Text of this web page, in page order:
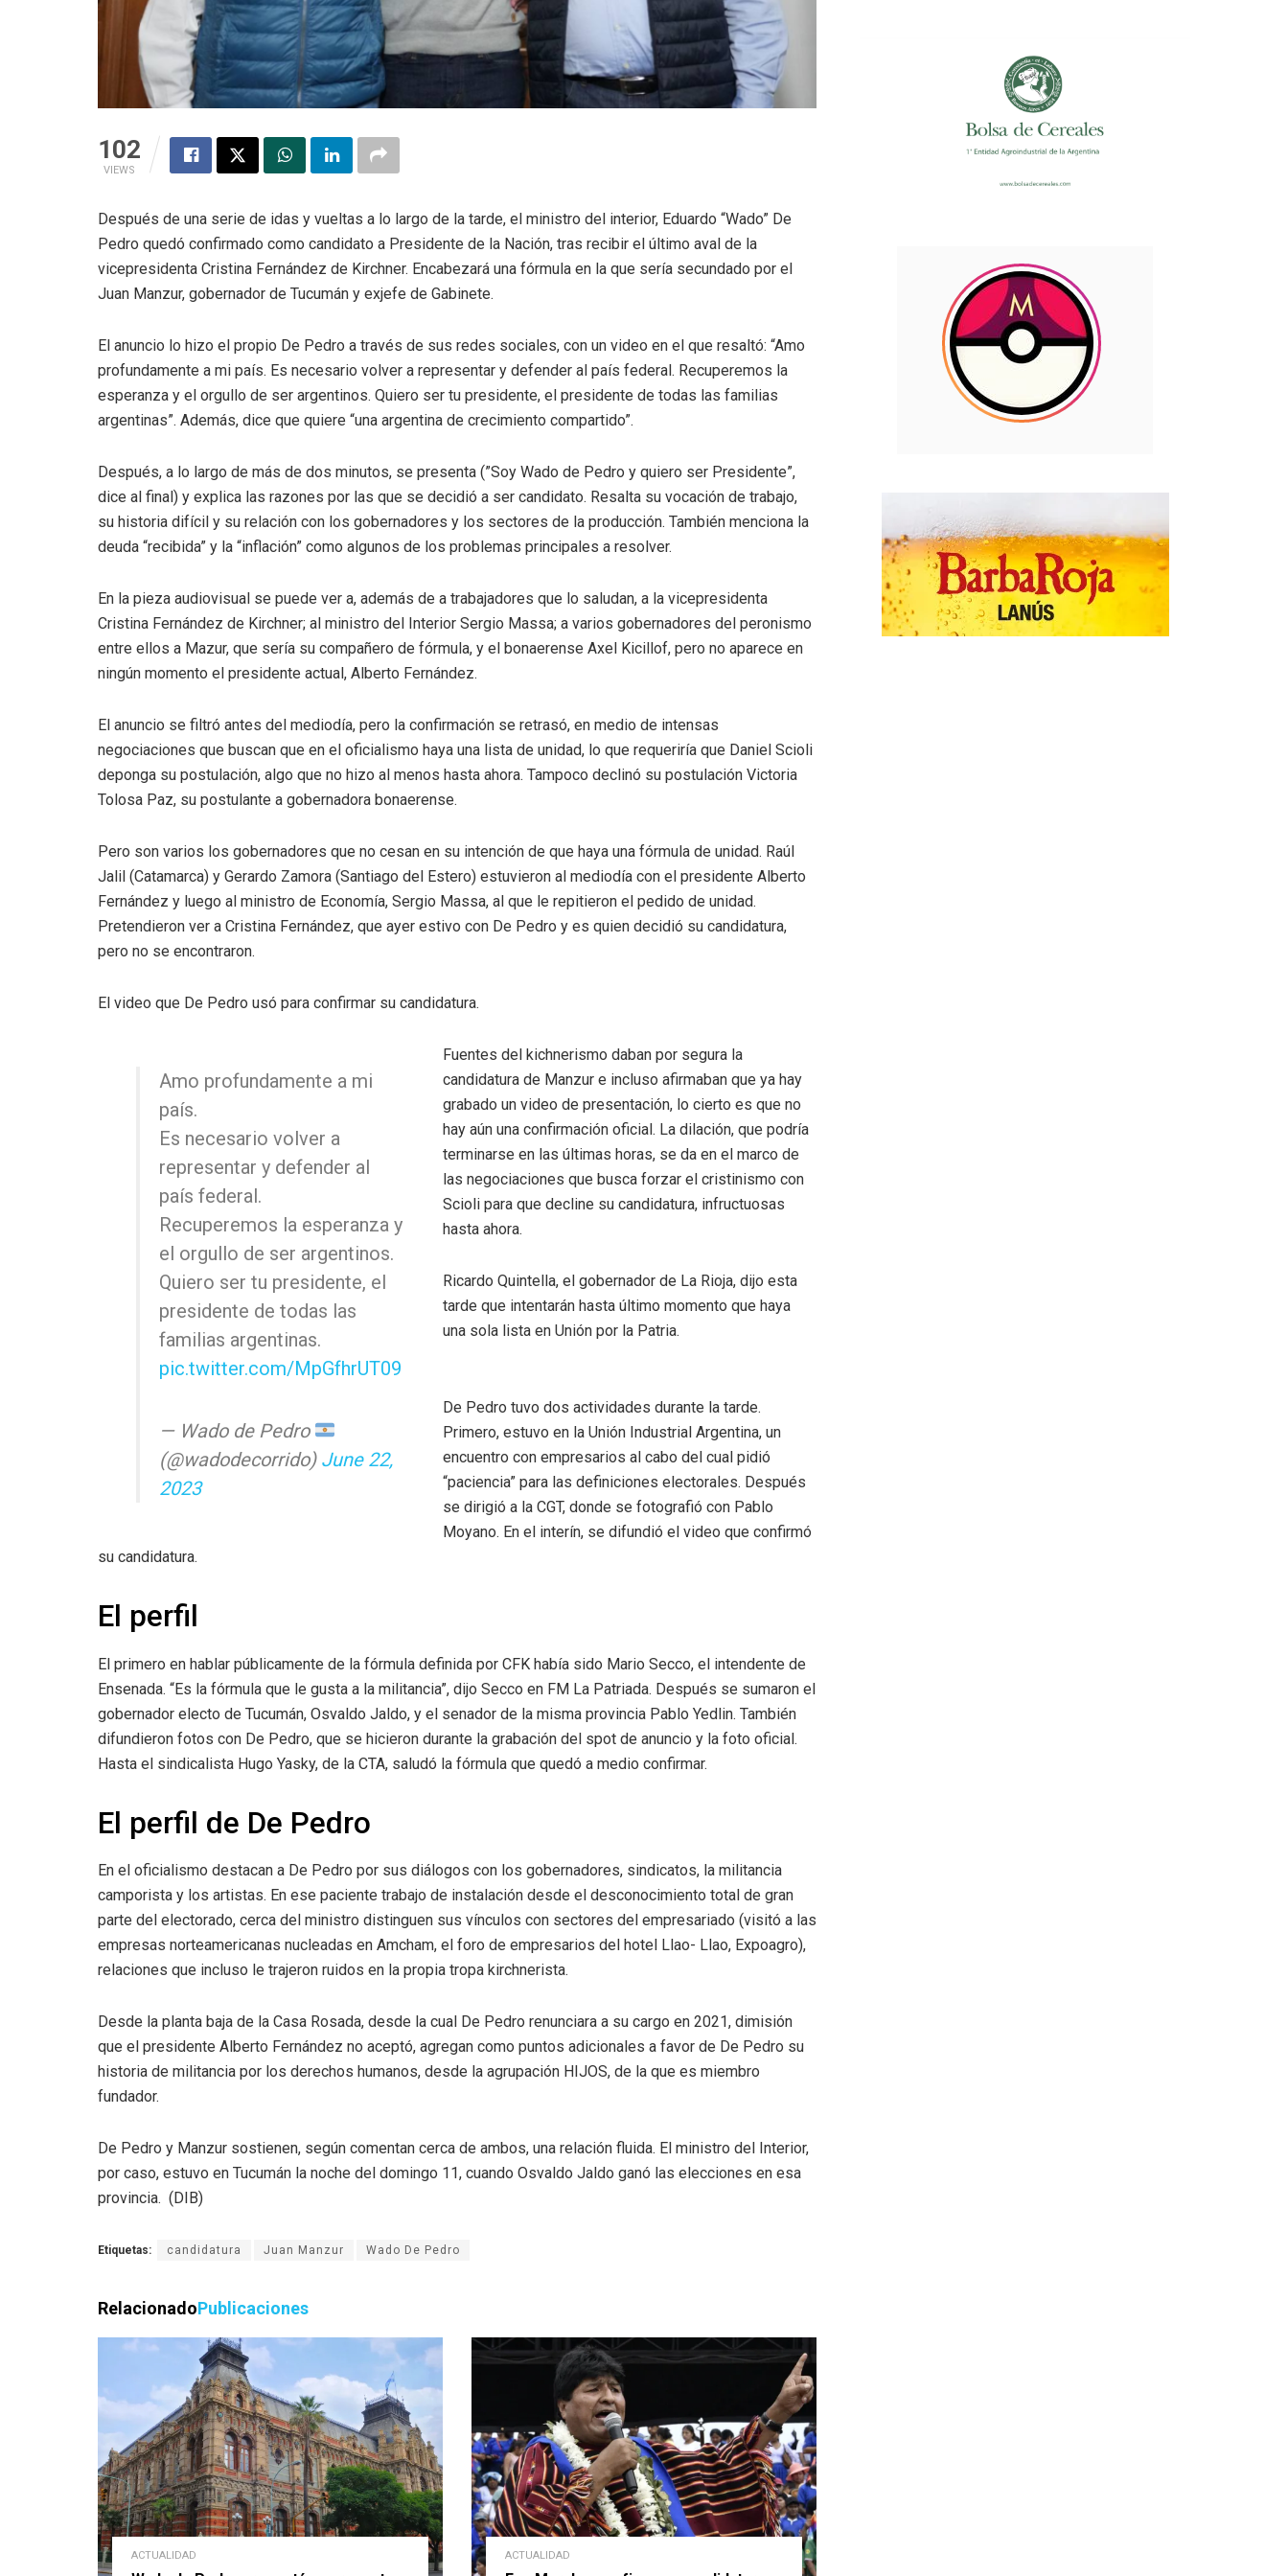
102
VIEWS
Después de una serie de idas y vueltas a lo largo de la tarde, el ministro del interior, Eduardo “Wado” De
Pedro quedó confirmado como candidato a Presidente de la Nación, tras recibir el último aval de la
vicepresidenta Cristina Fernández de Kirchner. Encabezará una fórmula en la que sería secundado por el
Juan Manzur, gobernador de Tucumán y exjefe de Gabinete.
El anuncio lo hizo el propio De Pedro a través de sus redes sociales, con un video en el que resaltó: “Amo
profundamente a mi país. Es necesario volver a representar y defender al país federal. Recuperemos la
esperanza y el orgullo de ser argentinos. Quiero ser tu presidente, el presidente de todas las familias
argentinas”. Además, dice que quiere “una argentina de crecimiento compartido”.
Después, a lo largo de más de dos minutos, se presenta (”Soy Wado de Pedro y quiero ser Presidente”,
dice al final) y explica las razones por las que se decidió a ser candidato. Resalta su vocación de trabajo,
su historia difícil y su relación con los gobernadores y los sectores de la producción. También menciona la
deuda “recibida” y la “inflación” como algunos de los problemas principales a resolver.
En la pieza audiovisual se puede ver a, además de a trabajadores que lo saludan, a la vicepresidenta
Cristina Fernández de Kirchner; al ministro del Interior Sergio Massa; a varios gobernadores del peronismo
entre ellos a Mazur, que sería su compañero de fórmula, y el bonaerense Axel Kicillof, pero no aparece en
ningún momento el presidente actual, Alberto Fernández.
El anuncio se filtró antes del mediodía, pero la confirmación se retrasó, en medio de intensas
negociaciones que buscan que en el oficialismo haya una lista de unidad, lo que requeriría que Daniel Scioli
deponga su postulación, algo que no hizo al menos hasta ahora. Tampoco declinó su postulación Victoria
Tolosa Paz, su postulante a gobernadora bonaerense.
Pero son varios los gobernadores que no cesan en su intención de que haya una fórmula de unidad. Raúl
Jalil (Catamarca) y Gerardo Zamora (Santiago del Estero) estuvieron al mediodía con el presidente Alberto
Fernández y luego al ministro de Economía, Sergio Massa, al que le repitieron el pedido de unidad.
Pretendieron ver a Cristina Fernández, que ayer estivo con De Pedro y es quien decidió su candidatura,
pero no se encontraron.
El video que De Pedro usó para confirmar su candidatura.
Amo profundamente a mi
país.
Es necesario volver a
representar y defender al
país federal.
Recuperemos la esperanza y
el orgullo de ser argentinos.
Quiero ser tu presidente, el
presidente de todas las
familias argentinas.
pic.twitter.com/MpGfhrUT09
— Wado de Pedro
(@wadodecorrido) June 22,
2023
Fuentes del kichnerismo daban por segura la
candidatura de Manzur e incluso afirmaban que ya hay
grabado un video de presentación, lo cierto es que no
hay aún una confirmación oficial. La dilación, que podría
terminarse en las últimas horas, se da en el marco de
las negociaciones que busca forzar el cristinismo con
Scioli para que decline su candidatura, infructuosas
hasta ahora.
Ricardo Quintella, el gobernador de La Rioja, dijo esta
tarde que intentarán hasta último momento que haya
una sola lista en Unión por la Patria.
De Pedro tuvo dos actividades durante la tarde.
Primero, estuvo en la Unión Industrial Argentina, un
encuentro con empresarios al cabo del cual pidió
“paciencia” para las definiciones electorales. Después
se dirigió a la CGT, donde se fotografió con Pablo
Moyano. En el interín, se difundió el video que confirmó
su candidatura.
El perfil
El primero en hablar públicamente de la fórmula definida por CFK había sido Mario Secco, el intendente de
Ensenada. “Es la fórmula que le gusta a la militancia”, dijo Secco en FM La Patriada. Después se sumaron el
gobernador electo de Tucumán, Osvaldo Jaldo, y el senador de la misma provincia Pablo Yedlin. También
difundieron fotos con De Pedro, que se hicieron durante la grabación del spot de anuncio y la foto oficial.
Hasta el sindicalista Hugo Yasky, de la CTA, saludó la fórmula que quedó a medio confirmar.
El perfil de De Pedro
En el oficialismo destacan a De Pedro por sus diálogos con los gobernadores, sindicatos, la militancia
camporista y los artistas. En ese paciente trabajo de instalación desde el desconocimiento total de gran
parte del electorado, cerca del ministro distinguen sus vínculos con sectores del empresariado (visitó a las
empresas norteamericanas nucleadas en Amcham, el foro de empresarios del hotel Llao- Llao, Expoagro),
relaciones que incluso le trajeron ruidos en la propia tropa kirchnerista.
Desde la planta baja de la Casa Rosada, desde la cual De Pedro renunciara a su cargo en 2021, dimisión
que el presidente Alberto Fernández no aceptó, agregan como puntos adicionales a favor de De Pedro su
historia de militancia por los derechos humanos, desde la agrupación HIJOS, de la que es miembro
fundador.
De Pedro y Manzur sostienen, según comentan cerca de ambos, una relación fluida. El ministro del Interior,
por caso, estuvo en Tucumán la noche del domingo 11, cuando Osvaldo Jaldo ganó las elecciones en esa
provincia. (DIB)
Etiquetas: candidatura Juan Manzur Wado De Pedro
RelacionadoPublicaciones
ACTUALIDAD ACTUALIDAD